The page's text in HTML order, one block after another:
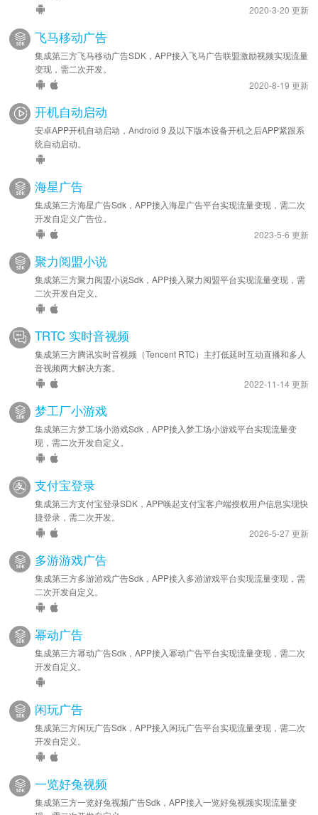
2020-3-20 更新
飞马移动广告
集成第三方飞马移动广告SDK，APP接入飞马广告联盟激励视频实现流量
变现，需二次开发。
2020-8-19 更新
开机自动启动
安卓APP开机自动启动，Android 9 及以下版本设备开机之后APP紧跟系
统自动启动。
海星广告
集成第三方海星广告Sdk，APP接入海星广告平台实现流量变现，需二次
开发自定义广告位。
2023-5-6 更新
聚力阅盟小说
集成第三方聚力阅盟小说Sdk，APP接入聚力阅盟平台实现流量变现，需
二次开发自定义。
TRTC 实时音视频
集成第三方腾讯实时音视频（Tencent RTC）主打低延时互动直播和多人
音视频两大解决方案。
2022-11-14 更新
梦工厂小游戏
集成第三方梦工场小游戏Sdk，APP接入梦工场小游戏平台实现流量变
现，需二次开发自定义。
支付宝登录
集成第三方支付宝登录SDK，APP唤起支付宝客户端授权用户信息实现快
捷登录，需二次开发。
2026-5-27 更新
多游游戏广告
集成第三方多游游戏广告Sdk，APP接入多游游戏平台实现流量变现，需
二次开发自定义。
幂动广告
集成第三方幂动广告Sdk，APP接入幂动广告平台实现流量变现，需二次
开发自定义。
闲玩广告
集成第三方闲玩广告Sdk，APP接入闲玩广告平台实现流量变现，需二次
开发自定义。
一览好兔视频
集成第三方一览好兔视频广告Sdk，APP接入一览好兔视频实现流量变